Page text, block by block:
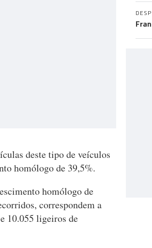
deste tipo de veículos
homólogo de 39,5%.
homólogo de
correspondem a
10.055 ligeiros de